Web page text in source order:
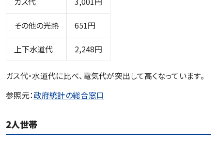
その他の光熱 651円
上下水道代 2,248円
ガス代・水道代に比べ、電気代が突出して高くなっています。
参照元：政府統計の総合窓口
2人世帯